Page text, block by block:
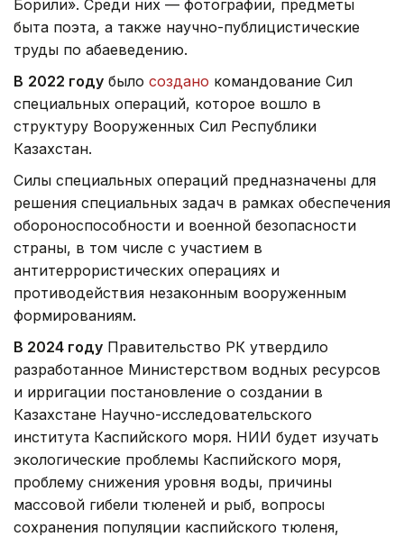
Борили». Среди них — фотографии, предметы
быта поэта, а также научно-публицистические
труды по абаеведению.
В 2022 году было создано командование Сил
специальных операций, которое вошло в
структуру Вооруженных Сил Республики
Казахстан.
Силы специальных операций предназначены для
решения специальных задач в рамках обеспечения
обороноспособности и военной безопасности
страны, в том числе с участием в
антитеррористических операциях и
противодействия незаконным вооруженным
формированиям.
В 2024 году Правительство РК утвердило
разработанное Министерством водных ресурсов
и ирригации постановление о создании в
Казахстане Научно-исследовательского
института Каспийского моря. НИИ будет изучать
экологические проблемы Каспийского моря,
проблему снижения уровня воды, причины
массовой гибели тюленей и рыб, вопросы
сохранения популяции каспийского тюленя,